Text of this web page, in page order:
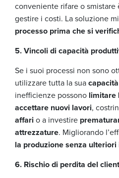
conveniente rifare o
gestire i costi. La soluzione
processo prima che si
5. Vincoli di capacità
Se i suoi processi non sono
utilizzare tutta la sua
inefficienze possono limitare
accettare nuovi lavori,
affari o a investire
attrezzature. Migliorando
la produzione senza
6. Rischio di perdita del